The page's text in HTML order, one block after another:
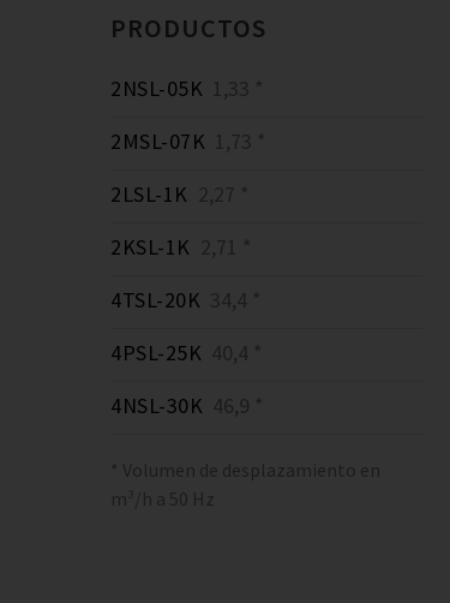
PRODUCTOS
2NSL-05K 1,33 *
2MSL-07K 1,73 *
2LSL-1K 2,27 *
2KSL-1K 2,71 *
4TSL-20K 34,4 *
4PSL-25K 40,4 *
4NSL-30K 46,9 *
* Volumen de desplazamiento en
m³/h a 50 Hz